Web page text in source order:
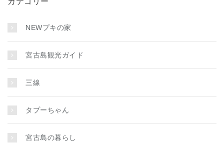
NEWプキの家
宮古島観光ガイド
三線
タプーちゃん
宮古島の暮らし